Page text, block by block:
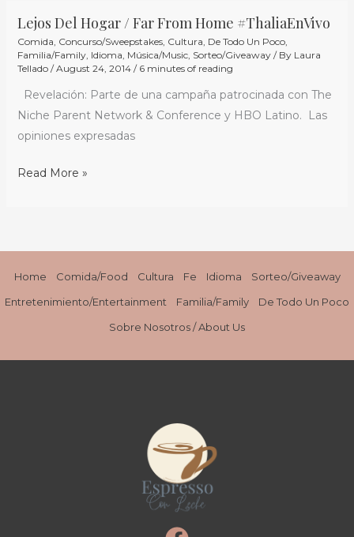
Lejos Del Hogar / Far From Home #ThaliaEnVivo
Comida Concurso/Sweepstakes, Cultura De Todo Un Poco,
Familia/Family, Idioma Música/Music, Sorteo/Giveaway/ By Laura
Tellado /August 24, 2014/ 6 minutes of reading
Revelación: Parte de una campaña patrocinada con The
Niche Parent Network & Conference y HBO Latino. Las
opiniones expresadas
Lejos
Del
Hogar
Home
#ThaliaEnVivo
Read More »
Home Comida/Food Cultura Fe Idioma
Sorteo/Giveaway
Entretenimiento/Entertainment
Familia/Family
De Todo Un Poco
Sobre Nosotros / About Us